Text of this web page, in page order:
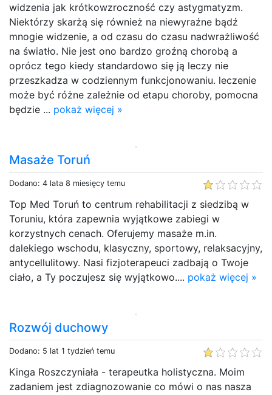
widzenia jak krótkowzroczność czy astygmatyzm.
Niektórzy skarżą się również na niewyraźne bądź
mnogie widzenie, a od czasu do czasu nadwrażliwość
na światło. Nie jest ono bardzo groźną chorobą a
oprócz tego kiedy standardowo się ją leczy nie
przeszkadza w codziennym funkcjonowaniu. leczenie
może być różne zależnie od etapu choroby, pomocna
będzie ... pokaż więcej »
Masaże Toruń
Dodano: 4 lata 8 miesięcy temu
Top Med Toruń to centrum rehabilitacji z siedzibą w
Toruniu, która zapewnia wyjątkowe zabiegi w
korzystnych cenach. Oferujemy masaże m.in.
dalekiego wschodu, klasyczny, sportowy, relaksacyjny,
antycellulitowy. Nasi fizjoterapeuci zadbają o Twoje
ciało, a Ty poczujesz się wyjątkowo.... pokaż więcej »
Rozwój duchowy
Dodano: 5 lat 1 tydzień temu
Kinga Roszczyniała - terapeutka holistyczna. Moim
zadaniem jest zdiagnozowanie co mówi o nas nasza